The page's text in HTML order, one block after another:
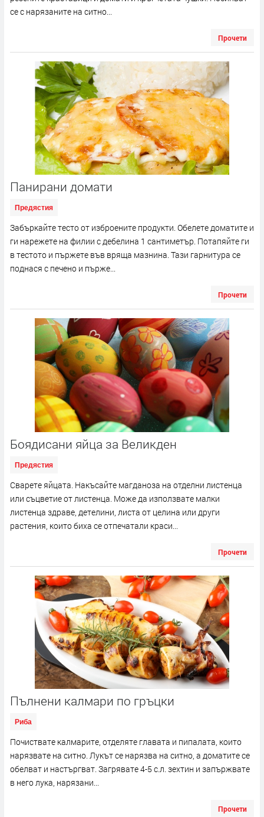
се с нарязаните на ситно...
Прочети
Панирани домати
Предястия
Забъркайте тесто от изброените продукти. Обелете доматите и
ги нарежете на филии с дебелина 1 сантиметър. Потапяйте ги
в тестото и пържете във вряща мазнина. Тази гарнитура се
поднася с печено и пърже...
Прочети
Боядисани яйца за Великден
Предястия
Сварете яйцата. Накъсайте магданоза на отделни листенца
или съцветие от листенца. Може да използвате малки
листенца здраве, детелини, листа от целина или други
растения, които биха се отпечатали краси...
Прочети
Пълнени калмари по гръцки
Риба
Почиствате калмарите, отделяте главата и пипалата, които
нарязвате на ситно. Лукът се нарязва на ситно, а доматите се
обелват и настъргват. Загрявате 4-5 с.л. зехтин и запържвате
в него лука, нарязани...
Прочети